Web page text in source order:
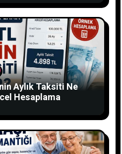
Aylık Taksiti Ne
Hesaplama